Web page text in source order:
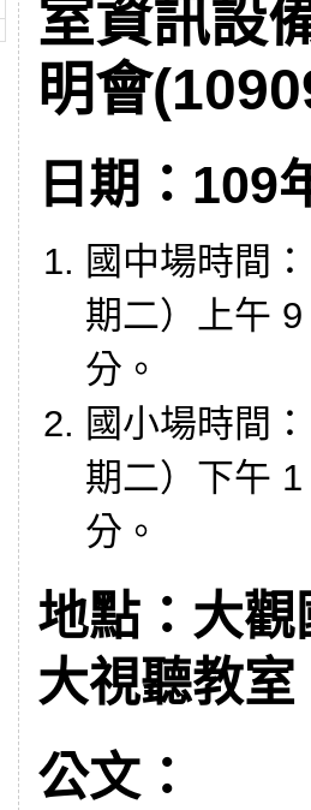
室資訊設
明會
日期：109
國中場時間
期二）上午
分。
國小場時間
期二）下午
分。
地點：大
大視聽教室
公文：